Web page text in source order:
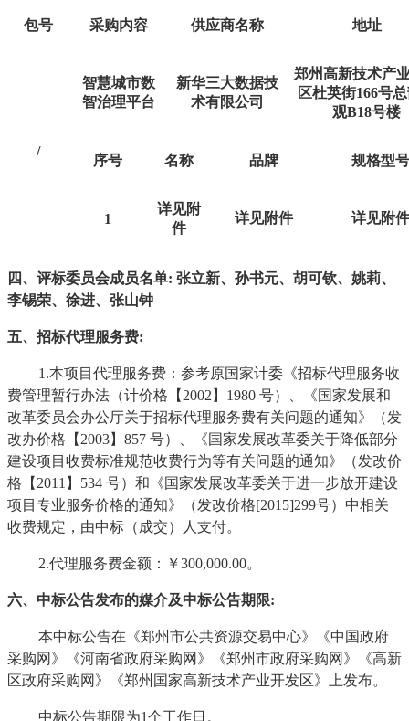
包号 采购内容 供应商名称 地址
/
智慧城市数
智治理平台
新华三大数据技
术有限公司
郑州高新技术产
区杜英街166号
观B18号楼
序号 名称 品牌 规格型号
1
详见附
件
详见附件 详见附件
四、评标委员会成员名单: 张立新、孙书元、胡可钦、姚莉、
李锡荣、徐进、张山钟
五、招标代理服务费:
1.本项目代理服务费：参考原国家计委《招标代理服务收
费管理暂行办法（计价格【 2002】1980 号）、《国家发展和
改革委员会办公厅关于招标代理服务费有关问题的通知》（发
改办价格【2003】857 号）、《国家发展改革委关于降低部分
建设项目收费标准规范收费行为等有关问题的通知》（发改价
格【2011】534 号）和《国家发展改革委关于进一步放开建设
项目专业服务价格的通知》（发改价格[2015]299号）中相关
收费规定，由中标（成交）人支付。
2.代理服务费金额： ￥300,000.00。
六、中标公告发布的媒介及中标公告期限:
本中标公告在《郑州市公共资源交易中心》《中国政府
采购网》《河南省政府采购网》《郑州市政府采购网》《高新
区政府采购网》《郑州国家高新技术产业开发区》上发布。
中标公告期限为1个工作日。